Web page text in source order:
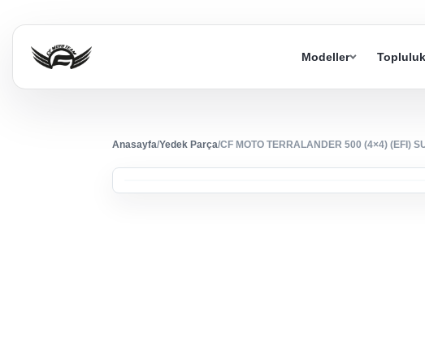
Modeller Topluluk
Anasayfa/Yedek Parça/CF MOTO TERRALANDER 500 (4×4) (EFI)